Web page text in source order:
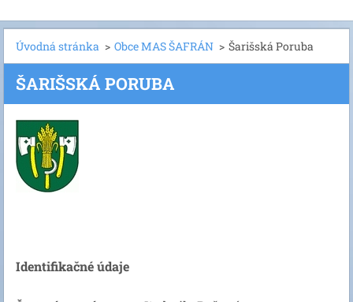
Úvodná stránka > Obce MAS ŠAFRÁN > Šarišská Poruba
ŠARIŠSKÁ PORUBA
Identifikačné údaje